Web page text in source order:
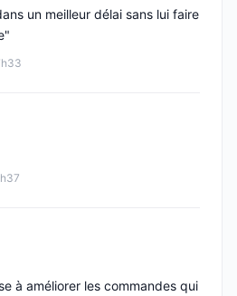
un meilleur délai sans lui faire
à améliorer les commandes qui